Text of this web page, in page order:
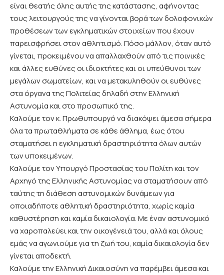
είναι θεατής όλης αυτής της κατάστασης, αφήνοντας
τους λειτουργούς της να γίνονται βορά των δολοφονικών
προθέσεων των εγκληματικών στοιχείων που έχουν
παρεισφρήσει στον αθλητισμό. Πόσο μάλλον, όταν αυτό
γίνεται, προκειμένου να απαλλαχθούν από τις ποινικές
και άλλες ευθύνες οι ιδιοκτήτες και οι υπεύθυνοι των
μεγάλων σωματείων, και να μετακυληθούν οι ευθύνες
στα όργανα της Πολιτείας δηλαδή στην Ελληνική
Αστυνομία και στο προσωπικό της.
Καλούμε τον κ. Πρωθυπουργό να διακόψει άμεσα σήμερα
όλα τα πρωταθλήματα σε κάθε άθλημα, έως ότου
σταματήσει η εγκληματική δραστηριότητα όλων αυτών
των υποκειμένων.
Καλούμε τον Υπουργό Προστασίας του Πολίτη και τον
Αρχηγό της Ελληνικής Αστυνομίας να σταματήσουν από
ταύτης τη διάθεση αστυνομικών δυνάμεων για
οποιαδήποτε αθλητική δραστηριότητα, χωρίς καμία
καθυστέρηση και καμία δικαιολογία. Με έναν αστυνομικό
να χαροπαλεύει και την οικογένειά του, αλλά και όλους
εμάς να αγωνιούμε για τη ζωή του, καμία δικαιολογία δεν
γίνεται αποδεκτή.
Καλούμε την Ελληνική Δικαιοσύνη να παρέμβει άμεσα και